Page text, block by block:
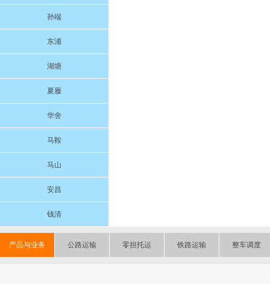
孙端
东浦
湖塘
夏履
华舍
马鞍
马山
安昌
钱清
产品与业务 公路运输 零担托运 铁路运输 整车调度